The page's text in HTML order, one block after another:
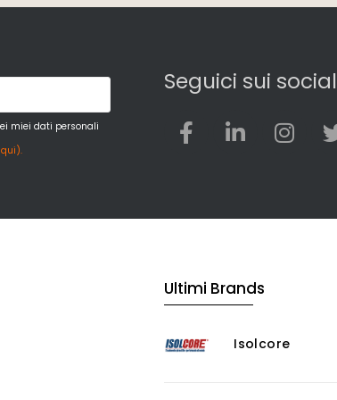
miei dati personali
Seguici sui social
Ultimi Brands
Isolcore